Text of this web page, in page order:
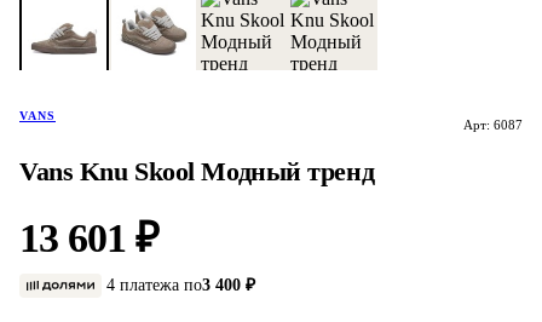
VANS
Арт: 6087
Vans Knu Skool Модный тренд
13 601 ₽
4 платежа по3 400 ₽